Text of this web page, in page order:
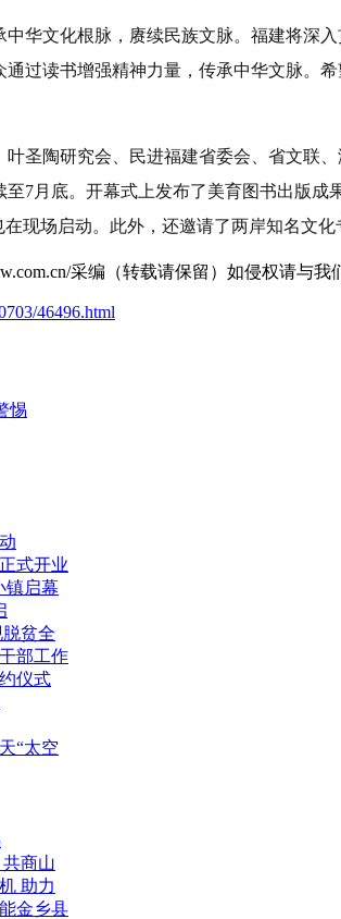
华文化根脉，赓续民族文脉。福建将深
过读书增强精神力量，传承中华文脉。
圣陶研究会、民进福建省委会、省文联
7月底。开幕式上发布了美育图书出版
现场启动。此外，还邀请了两岸知名文
采编（转载请保留）如侵权请与我
46496.html
惕
式开业
镇启幕
贫全
部工作
仪式
“太空
商山
助力
金乡县